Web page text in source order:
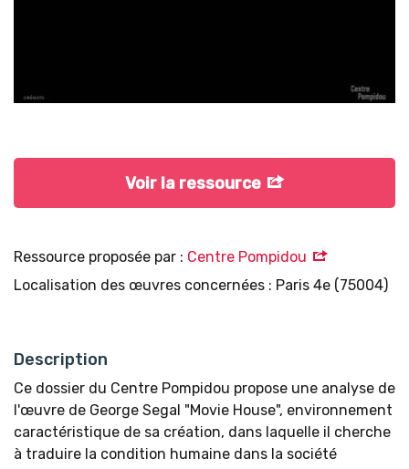
Ressource proposée par : Centre Pompidou
Localisation des œuvres concernées : Paris 4e (75004)
Description
Ce dossier du Centre Pompidou propose une analyse de
l'œuvre de George Segal "Movie House", environnement
caractéristique de sa création, dans laquelle il cherche
à traduire la condition humaine dans la société
Voir la ressource